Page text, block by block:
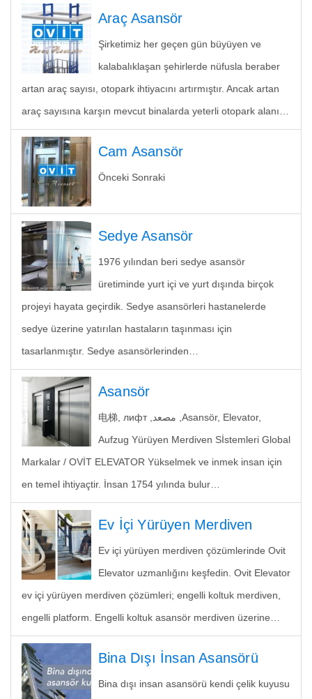
Araç Asansör
Şirketimiz her geçen gün büyüyen ve
kalabalıklaşan şehirlerde nüfusla beraber
artan araç sayısı, otopark ihtiyacını artırmıştır. Ancak artan
araç sayısına karşın mevcut binalarda yeterli otopark alanı…
Cam Asansör
Önceki Sonraki
Sedye Asansör
1976 yılından beri sedye asansör
üretiminde yurt içi ve yurt dışında birçok
projeyi hayata geçirdik. Sedye asansörleri hastanelerde
sedye üzerine yatırılan hastaların taşınması için
tasarlanmıştır. Sedye asansörlerinden…
Asansör
电梯, лифт ,مصعد ,Asansör, Elevator,
Aufzug Yürüyen Merdiven Sİstemleri Global
Markalar / OVİT ELEVATOR Yükselmek ve inmek insan için
en temel ihtiyaçtir. İnsan 1754 yılında bulur…
Ev İçi Yürüyen Merdiven
Ev içi yürüyen merdiven çözümlerinde Ovit
Elevator uzmanlığını keşfedin. Ovit Elevator
ev içi yürüyen merdiven çözümleri; engelli koltuk merdiven,
engelli platform. Engelli koltuk asansör merdiven üzerine…
Bina Dışı İnsan Asansörü
Bina dışı insan asansörü kendi çelik kuyusu